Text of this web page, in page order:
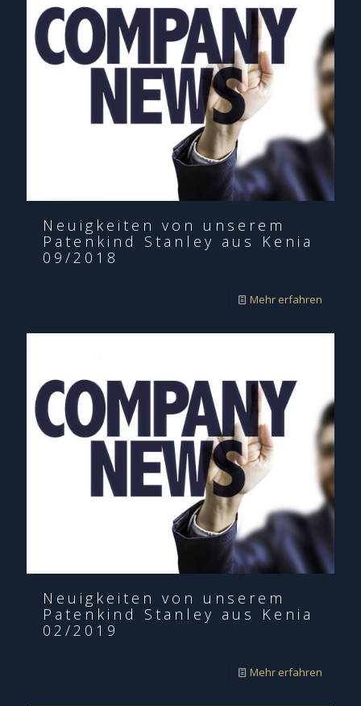
Neuigkeiten von unserem
Patenkind Stanley aus Kenia
09/2018
Mehr erfahren
Neuigkeiten von unserem
Patenkind Stanley aus Kenia
02/2019
Mehr erfahren